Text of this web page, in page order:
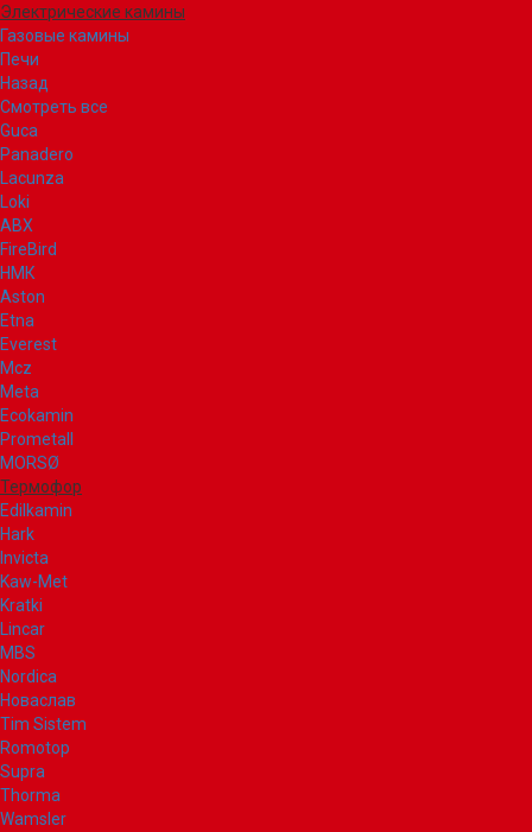
Электрические камины
Газовые камины
Печи
Назад
Смотреть все
Guca
Panadero
Lacunza
Loki
ABX
FireBird
НМК
Aston
Etna
Everest
Mcz
Meta
Ecokamin
Prometall
MORSØ
Термофор
Edilkamin
Hark
Invicta
Kaw-Met
Kratki
Lincar
MBS
Nordica
Новаслав
Tim Sistem
Romotop
Supra
Thorma
Wamsler